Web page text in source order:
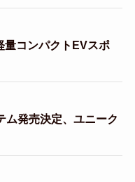
量コンパクトEVスポ
ム発売決定、ユニーク